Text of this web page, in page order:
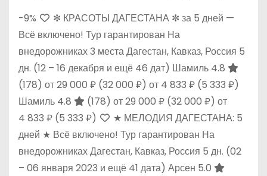
-9%
✼ КРАСОТЫ ДАГЕСТАНА ✼ за 5 дней —
Всё включено! Тур гарантирован На
внедорожниках 3 места Дагестан, Кавказ, Россия 5
дн. (12 – 16 декабря и ещё 46 дат) Шамиль 4.8
(178) от 29 000 ₽ (32 000 ₽) от 4 833 ₽ (5 333 ₽)
Шамиль 4.8
(178) от 29 000 ₽ (32 000 ₽) от
4 833 ₽ (5 333 ₽)
★ МЕЛОДИЯ ДАГЕСТАНА: 5
дней ★ Всё включено! Тур гарантирован На
внедорожниках Дагестан, Кавказ, Россия 5 дн. (02
– 06 января 2023 и ещё 41 дата) Арсен 5.0